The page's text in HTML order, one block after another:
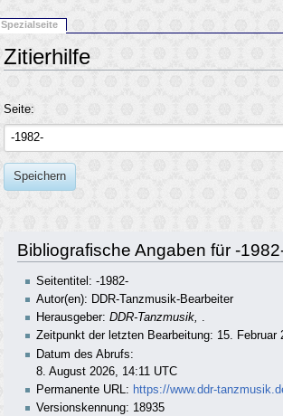
Zitierhilfe
Seite:
Speichern
Bibliografische Angaben für -
Seitentitel: -1982-
Autor(en): DDR-Tanzmusik-Bearbeiter
Herausgeber: DDR-Tanzmusik, .
Zeitpunkt der letzten Bearbeitung: 15. Februar
Datum des Abrufs:
8. August 2026, 14:11 UTC
Permanente URL: https://www.ddr-
Versionskennung: 18935
Spezialseite